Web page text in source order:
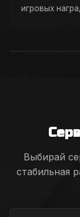
игровых
Выбирай
стабильная